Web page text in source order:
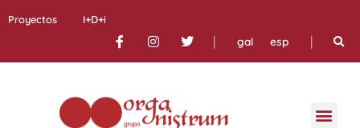
Proyectos I+D+i
| gal esp |